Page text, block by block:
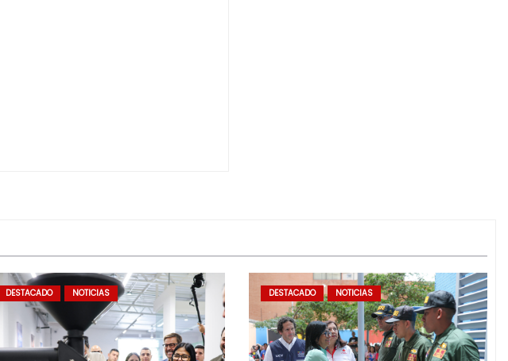
DESTACADO NOTICIAS DESTACADO NOTICIAS